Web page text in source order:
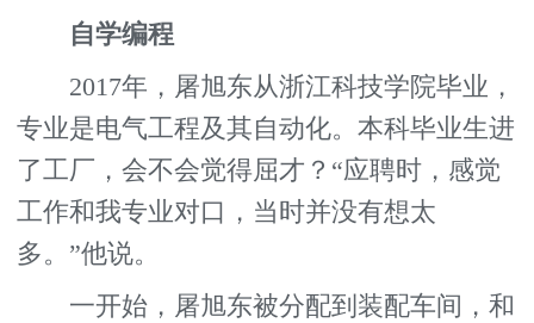
自学编程
2017年，屠旭东从浙江科技学院毕业，
专业是电气工程及其自动化。本科毕业生进
了工厂，会不会觉得屈才？“应聘时，感觉
工作和我专业对口，当时并没有想太
多。”他说。
一开始，屠旭东被分配到装配车间，和